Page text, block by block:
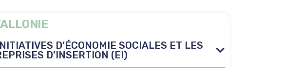
D’ÉCONOMIE SOCIALES ET LES
D’INSERTION (EI)